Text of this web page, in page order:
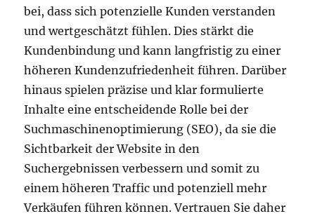
bei, dass sich potenzielle Kunden verstanden
und wertgeschätzt fühlen. Dies stärkt die
Kundenbindung und kann langfristig zu einer
höheren Kundenzufriedenheit führen. Darüber
hinaus spielen präzise und klar formulierte
Inhalte eine entscheidende Rolle bei der
Suchmaschinenoptimierung (SEO), da sie die
Sichtbarkeit der Website in den
Suchergebnissen verbessern und somit zu
einem höheren Traffic und potenziell mehr
Verkäufen führen können. Vertrauen Sie daher